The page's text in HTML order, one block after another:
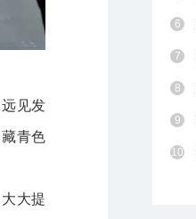
见发
青色
大提
6
7
8
9
10